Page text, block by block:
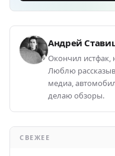
Андрей
Окончил истфак,
Люблю
медиа,
делаю обзоры.
СВЕЖЕЕ